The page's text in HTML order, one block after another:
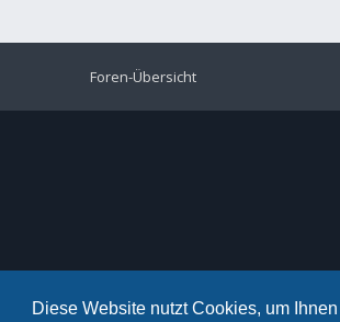
Diese Website nutzt Cookies, um
Foren-Übersicht